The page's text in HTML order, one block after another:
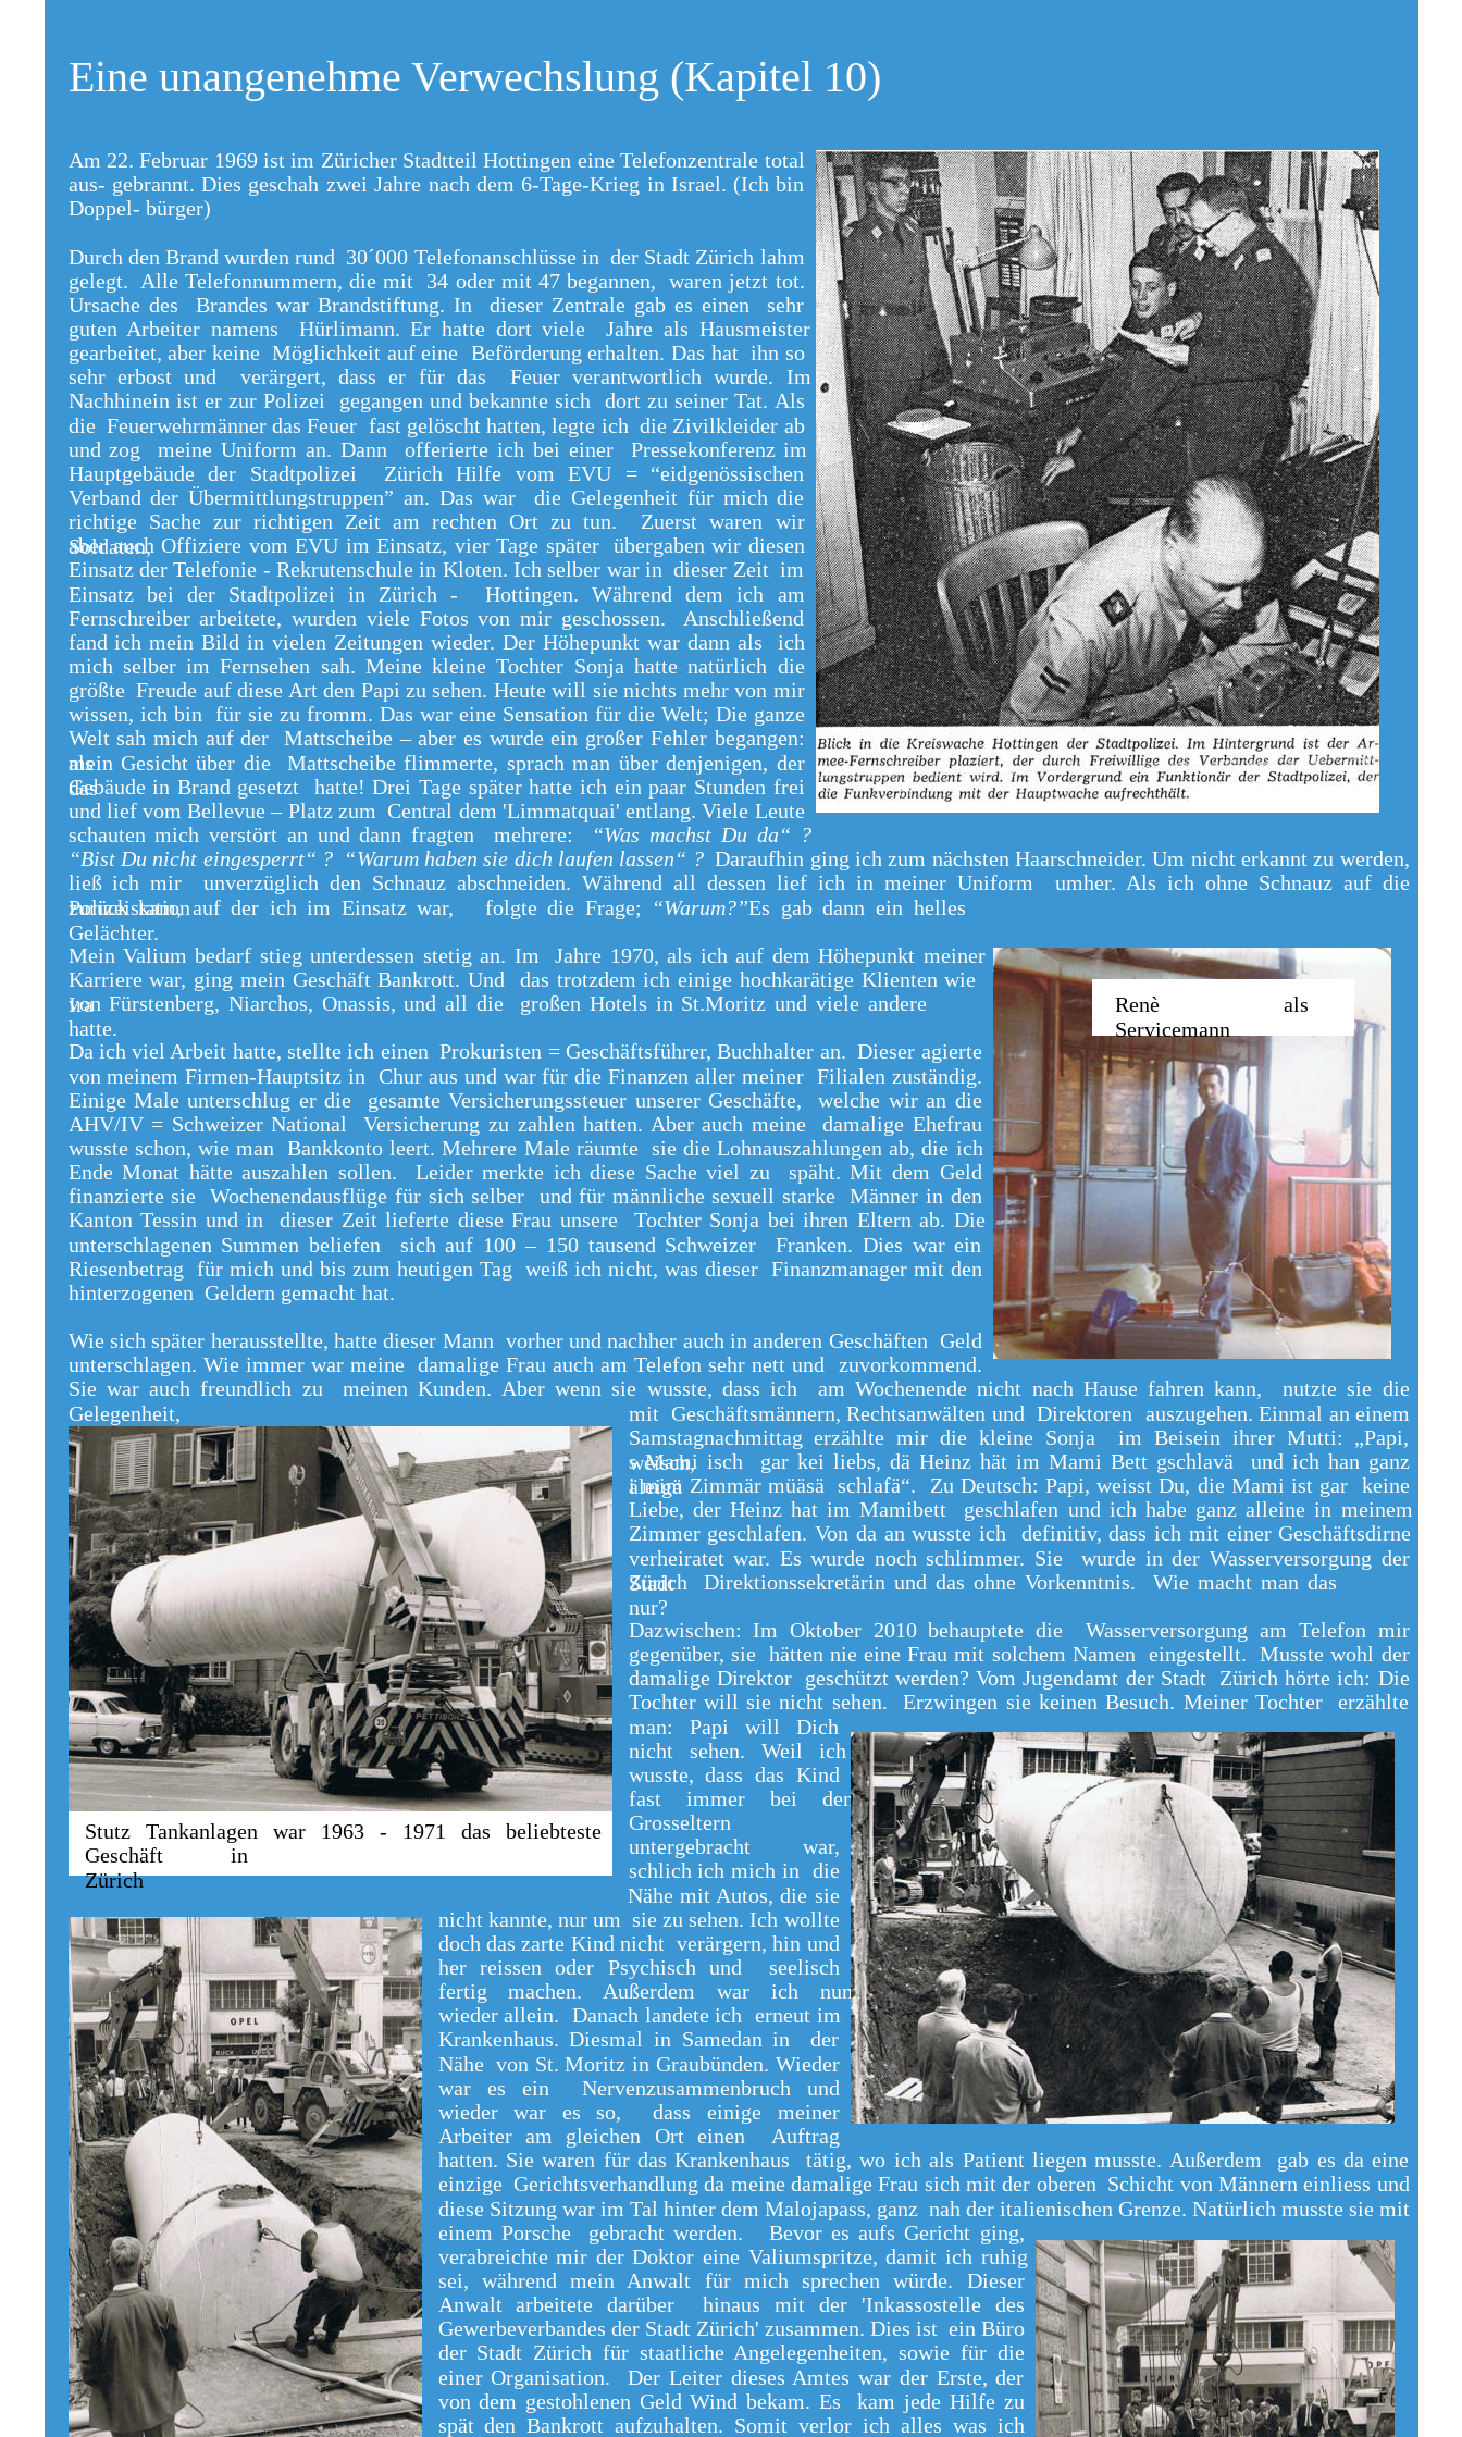
Eine unangenehme Verwechslung (Kapitel 10)
Am 22. Februar 1969 ist im Züricher Stadtteil Hottingen eine Telefonzentrale total
aus- gebrannt. Dies geschah zwei Jahre nach dem 6-Tage-Krieg in Israel. (Ich bin
Doppel- bürger)
Durch den Brand wurden rund 30´000 Telefonanschlüsse in der Stadt Zürich lahm
gelegt. Alle Telefonnummern, die mit 34 oder mit 47 begannen, waren jetzt tot.
Ursache des Brandes war Brandstiftung. In dieser Zentrale gab es einen sehr
guten Arbeiter namens Hürlimann. Er hatte dort viele Jahre als Hausmeister
gearbeitet, aber keine Möglichkeit auf eine Beförderung erhalten. Das hat ihn so
sehr erbost und verärgert, dass er für das Feuer verantwortlich wurde. Im
Nachhinein ist er zur Polizei gegangen und bekannte sich dort zu seiner Tat. Als
die Feuerwehrmänner das Feuer fast gelöscht hatten, legte ich die Zivilkleider ab
und zog meine Uniform an. Dann offerierte ich bei einer Pressekonferenz im
Hauptgebäude der Stadtpolizei Zürich Hilfe vom EVU = “eidgenössischen
Verband der Übermittlungstruppen” an. Das war die Gelegenheit für mich die
richtige Sache zur richtigen Zeit am rechten Ort zu tun. Zuerst waren wir
Soldaten,
aber auch Offiziere vom EVU im Einsatz, vier Tage später übergaben wir diesen
Einsatz der Telefonie - Rekrutenschule in Kloten. Ich selber war in dieser Zeit im
Einsatz bei der Stadtpolizei in Zürich - Hottingen. Während dem ich am
Fernschreiber arbeitete, wurden viele Fotos von mir geschossen. Anschließend
fand ich mein Bild in vielen Zeitungen wieder. Der Höhepunkt war dann als ich
mich selber im Fernsehen sah. Meine kleine Tochter Sonja hatte natürlich die
größte Freude auf diese Art den Papi zu sehen. Heute will sie nichts mehr von mir
wissen, ich bin für sie zu fromm. Das war eine Sensation für die Welt; Die ganze
Welt sah mich auf der Mattscheibe – aber es wurde ein großer Fehler begangen:
als
mein Gesicht über die Mattscheibe flimmerte, sprach man über denjenigen, der
das
Gebäude in Brand gesetzt hatte! Drei Tage später hatte ich ein paar Stunden frei
und lief vom Bellevue – Platz zum Central dem 'Limmatquai' entlang. Viele Leute
schauten mich verstört an und dann fragten mehrere:
“Was machst Du da“ ?
“Bist Du nicht eingesperrt“ ? “Warum haben sie dich laufen lassen“ ? Daraufhin ging ich zum nächsten Haarschneider. Um nicht erkannt zu werden,
ließ ich mir unverzüglich den Schnauz abschneiden. Während all dessen lief ich in meiner Uniform umher. Als ich ohne Schnauz auf die
Polizeistation
zurück kam, auf der ich im Einsatz war, folgte die Frage; “Warum?”Es gab dann ein helles
Gelächter.
Mein Valium bedarf stieg unterdessen stetig an. Im Jahre 1970, als ich auf dem Höhepunkt meiner
Karriere war, ging mein Geschäft Bankrott. Und das trotzdem ich einige hochkarätige Klienten wie
Ira
von Fürstenberg, Niarchos, Onassis, und all die großen Hotels in St.Moritz und viele andere
hatte.
Da ich viel Arbeit hatte, stellte ich einen Prokuristen = Geschäftsführer, Buchhalter an. Dieser agierte
von meinem Firmen-Hauptsitz in Chur aus und war für die Finanzen aller meiner Filialen zuständig.
Einige Male unterschlug er die gesamte Versicherungssteuer unserer Geschäfte, welche wir an die
AHV/IV = Schweizer National Versicherung zu zahlen hatten. Aber auch meine damalige Ehefrau
wusste schon, wie man Bankkonto leert. Mehrere Male räumte sie die Lohnauszahlungen ab, die ich
Ende Monat hätte auszahlen sollen. Leider merkte ich diese Sache viel zu späht. Mit dem Geld
finanzierte sie Wochenendausflüge für sich selber und für männliche sexuell starke Männer in den
Kanton Tessin und in dieser Zeit lieferte diese Frau unsere Tochter Sonja bei ihren Eltern ab. Die
unterschlagenen Summen beliefen sich auf 100 – 150 tausend Schweizer Franken. Dies war ein
Riesenbetrag für mich und bis zum heutigen Tag weiß ich nicht, was dieser Finanzmanager mit den
hinterzogenen Geldern gemacht hat.
Wie sich später herausstellte, hatte dieser Mann vorher und nachher auch in anderen Geschäften Geld
unterschlagen. Wie immer war meine damalige Frau auch am Telefon sehr nett und zuvorkommend.
Sie war auch freundlich zu meinen Kunden. Aber wenn sie wusste, dass ich am Wochenende nicht nach Hause fahren kann, nutzte sie die
Gelegenheit,
mit Geschäftsmännern, Rechtsanwälten und Direktoren auszugehen. Einmal an einem
Samstagnachmittag erzählte mir die kleine Sonja im Beisein ihrer Mutti: „Papi,
weisch,
s Mami isch gar kei liebs, dä Heinz hät im Mami Bett gschlavä und ich han ganz
äleigä
i mim Zimmär müäsä schlafä“. Zu Deutsch: Papi, weisst Du, die Mami ist gar keine
Liebe, der Heinz hat im Mamibett geschlafen und ich habe ganz alleine in meinem
Zimmer geschlafen. Von da an wusste ich definitiv, dass ich mit einer Geschäftsdirne
verheiratet war. Es wurde noch schlimmer. Sie wurde in der Wasserversorgung der
Stadt
Zürich Direktionssekretärin und das ohne Vorkenntnis. Wie macht man das
nur?
Dazwischen: Im Oktober 2010 behauptete die Wasserversorgung am Telefon mir
gegenüber, sie hätten nie eine Frau mit solchem Namen eingestellt. Musste wohl der
damalige Direktor geschützt werden? Vom Jugendamt der Stadt Zürich hörte ich: Die
Tochter will sie nicht sehen. Erzwingen sie keinen Besuch. Meiner Tochter erzählte
man: Papi will Dich
nicht sehen. Weil ich
wusste, dass das Kind
fast immer bei den
Grosseltern
untergebracht war,
schlich ich mich in die
Nähe mit Autos, die sie
nicht kannte, nur um sie zu sehen. Ich wollte
doch das zarte Kind nicht verärgern, hin und
her reissen oder Psychisch und seelisch
fertig machen. Außerdem war ich nun
wieder allein. Danach landete ich erneut im
Krankenhaus. Diesmal in Samedan in der
Nähe von St. Moritz in Graubünden. Wieder
war es ein Nervenzusammenbruch und
wieder war es so, dass einige meiner
Arbeiter am gleichen Ort einen Auftrag
hatten. Sie waren für das Krankenhaus tätig, wo ich als Patient liegen musste. Außerdem gab es da eine
einzige Gerichtsverhandlung da meine damalige Frau sich mit der oberen Schicht von Männern einliess und
diese Sitzung war im Tal hinter dem Malojapass, ganz nah der italienischen Grenze. Natürlich musste sie mit
einem Porsche gebracht werden. Bevor es aufs Gericht ging,
verabreichte mir der Doktor eine Valiumspritze, damit ich ruhig
sei, während mein Anwalt für mich sprechen würde. Dieser
Anwalt arbeitete darüber hinaus mit der 'Inkassostelle des
Gewerbeverbandes der Stadt Zürich' zusammen. Dies ist ein Büro
der Stadt Zürich für staatliche Angelegenheiten, sowie für die
einer Organisation. Der Leiter dieses Amtes war der Erste, der
von dem gestohlenen Geld Wind bekam. Es kam jede Hilfe zu
spät den Bankrott aufzuhalten. Somit verlor ich alles was ich
Renè als
Servicemann
Stutz Tankanlagen war 1963 - 1971 das beliebteste
Geschäft in
Zürich